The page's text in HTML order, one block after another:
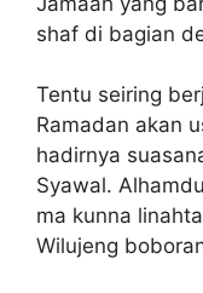
shaf di bagian
Tentu seiring
Ramadan akan
hadirnya
Syawal.
ma kunna
Wilujeng